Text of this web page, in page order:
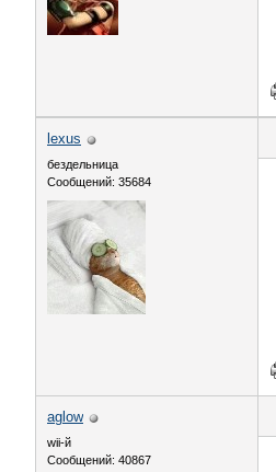
lexus
бездельница
Сообщений: 35684
aglow
wii-й
Сообщений: 40867